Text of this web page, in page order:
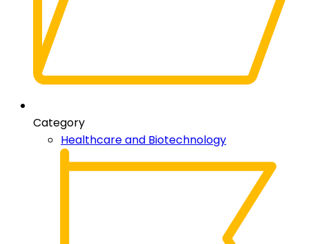
Category
Healthcare and Biotechnology